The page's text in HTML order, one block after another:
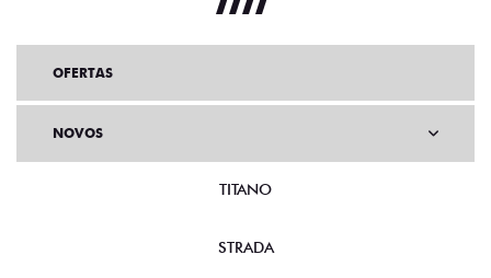
OFERTAS
NOVOS
TITANO
STRADA